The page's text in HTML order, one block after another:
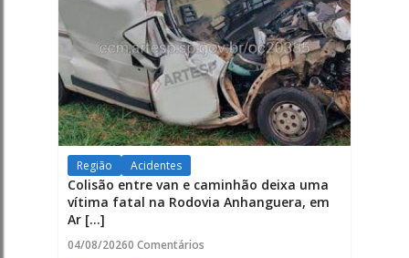
Região Acidentes
Colisão entre van e caminhão deixa uma
vítima fatal na Rodovia Anhanguera, em
Ar [...]
04/08/20260 Comentários